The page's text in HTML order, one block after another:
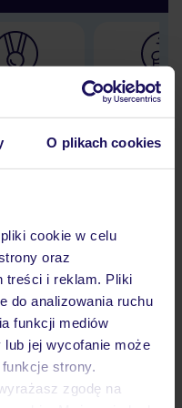
O plikach cookies
cookie w celu
oraz
treści i reklam. Pliki
do analizowania ruchu
funkcji mediów
lub jej wycofanie może
strony.
zgodę na
30 lat w